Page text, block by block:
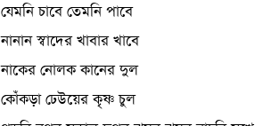
যেমনি চাবে তেমনি পাবে
নানান স্বাদের খাবার খাবে
নাকের নোলক কানের দুল
কোঁকড়া ঢেউয়ের কৃষ্ণ চুল